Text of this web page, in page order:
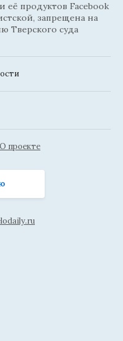
её продуктов Facebook
запрещена на
Тверского суда
О проекте